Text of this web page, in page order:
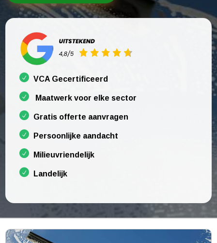
VCA Gecertificeerd
Maatwerk voor elke sector
Gratis offerte aanvragen
Persoonlijke aandacht
Milieuvriendelijk
Landelijk